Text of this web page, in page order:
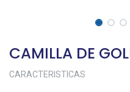
CAMILLA DE
CARACTERISTICAS